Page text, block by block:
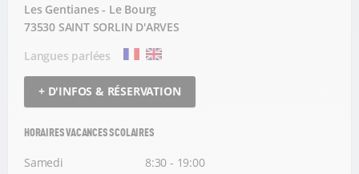
Les Gentianes - Le Bourg
73530 SAINT SORLIN D'ARVES
Langues parlées
+ D'INFOS & RÉSERVATION
HORAIRES VACANCES SCOLAIRES
Samedi
8:30 - 19:00